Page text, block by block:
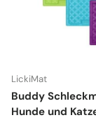
LickiMat
Buddy
Hunde und